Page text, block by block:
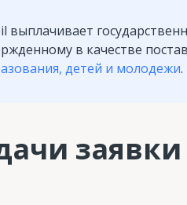
выплачивает
в качестве
детей и молодежи.